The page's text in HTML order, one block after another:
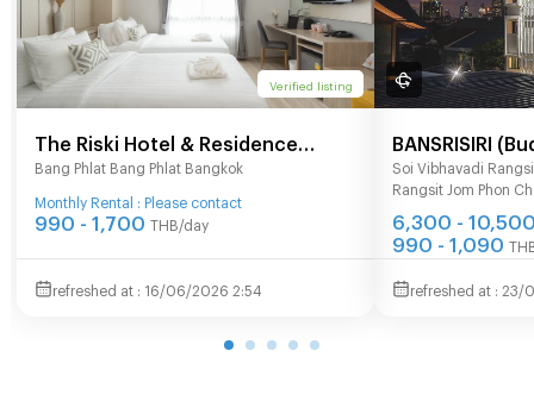
Verified listing
The Riski Hotel & Residence
@Bangphlat Station
Bang Phlat Bang Phlat Bangkok
Monthly Rental : Please contact
990 - 1,700 THB/day
16/06/2026 2:54
BANSRISIRI
BTSMochit/
Weekend
Soi Vibhavadi
Rangsit Jom Phon
6,300 -
990 - 1,090
23/